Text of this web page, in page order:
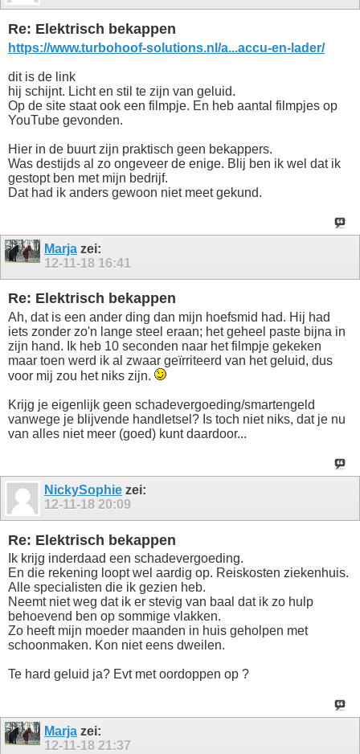
Re: Elektrisch bekappen
https://www.turbohoof-solutions.nl/a...accu-en-lader/
dit is de link
hij schijnt. Licht en stil te zijn van geluid.
Op de site staat ook een filmpje. En heb aantal filmpjes op
YouTube gevonden.
Hier in de buurt zijn praktisch geen bekappers.
Was destijds al zo ongeveer de enige. Blij ben ik wel dat ik
gestopt ben met mijn bedrijf.
Dat had ik anders gewoon niet meet gekund.
Marja zei:
12-11-18 16:41
Re: Elektrisch bekappen
Ah, dat is een ander ding dan mijn hoefsmid had. Hij had
iets zonder zo'n lange steel eraan; het geheel paste bijna in
zijn hand. Ik heb 10 seconden naar het filmpje gekeken
maar toen werd ik al zwaar geïrriteerd van het geluid, dus
voor mij zou het niks zijn.
Krijg je eigenlijk geen schadevergoeding/smartengeld
vanwege je blijvende handletsel? Is toch niet niks, dat je nu
van alles niet meer (goed) kunt daardoor...
NickySophie zei:
12-11-18 20:09
Re: Elektrisch bekappen
Ik krijg inderdaad een schadevergoeding.
En die rekening loopt wel aardig op. Reiskosten ziekenhuis.
Alle specialisten die ik gezien heb.
Neemt niet weg dat ik er stevig van baal dat ik zo hulp
behoevend ben op sommige vlakken.
Zo heeft mijn moeder maanden in huis geholpen met
schoonmaken. Kon niet eens dweilen.
Te hard geluid ja? Evt met oordoppen op ?
Marja zei:
12-11-18 21:37